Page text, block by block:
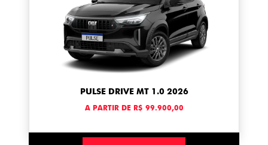
PULSE DRIVE MT 1.0 2026
A PARTIR DE R$ 99.900,00